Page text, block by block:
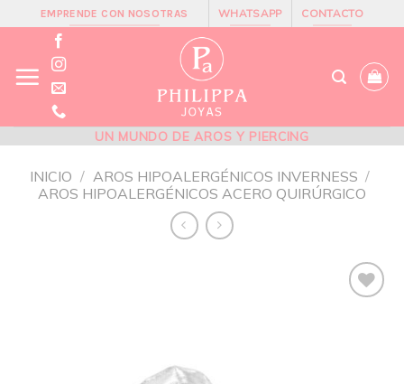
content
EMPRENDE CON NOSOTRAS WHATSAPP CONTACTO
UN MUNDO DE AROS Y PIERCING
INICIO / AROS HIPOALERGÉNICOS INVERNESS /
AROS HIPOALERGÉNICOS ACERO QUIRÚRGICO